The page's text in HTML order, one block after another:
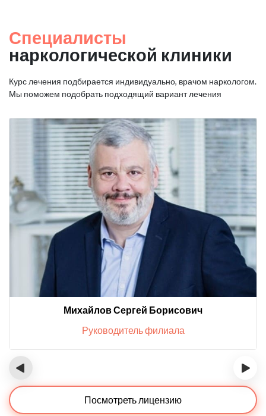
Специалисты
наркологической клиники
Курс лечения подбирается индивидуально, врачом наркологом.
Мы поможем подобрать подходящий вариант лечения
Михайлов Сергей Борисович
Руководитель филиала
‹ ›
Посмотреть лицензию